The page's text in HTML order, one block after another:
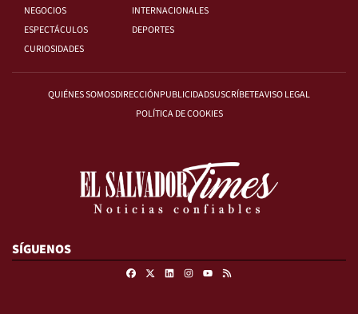
NEGOCIOS
INTERNACIONALES
ESPECTÁCULOS
DEPORTES
CURIOSIDADES
QUIÉNES SOMOSDIRECCIÓNPUBLICIDADSUSCRÍBETEAVISO LEGAL
POLÍTICA DE COOKIES
SÍGUENOS
FacebookLinkedinInstagram